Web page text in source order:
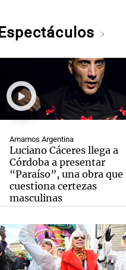
Espectáculos
Amamos Argentina
Luciano Cáceres llega a
Córdoba a presentar
“Paraíso”, una obra que
cuestiona certezas
masculinas